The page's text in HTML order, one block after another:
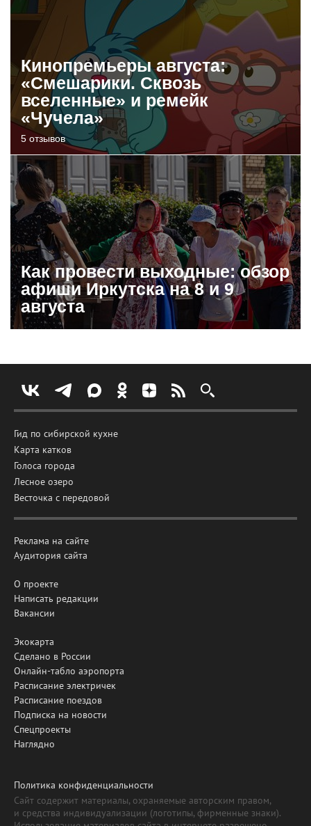
Кинопремьеры августа:
«Смешарики. Сквозь
вселенные» и ремейк
«Чучела»
5 отзывов
Как провести выходные: обзор
афиши Иркутска на 8 и 9
августа
Гид по сибирской кухне
Карта катков
Голоса города
Лесное озеро
Весточка с передовой
Реклама на сайте
Аудитория сайта
О проекте
Написать редакции
Вакансии
Экокарта
Сделано в России
Онлайн-табло аэропорта
Расписание электричек
Расписание поездов
Подписка на новости
Спецпроекты
Наглядно
Политика конфиденциальности
Сайт содержит материалы, охраняемые авторским правом,
и средства индивидуализации (логотипы, фирменные знаки).